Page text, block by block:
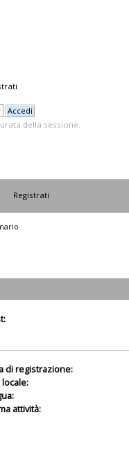
.
della sessione.
Registrati
di registrazione:
locale:
attività: